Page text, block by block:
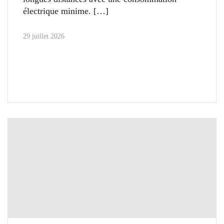
électrique minime.
29 juillet 2026